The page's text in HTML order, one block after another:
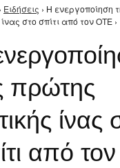
εδώ
› Ειδήσεις › Η ενεργοποίηση
στο σπίτι από τον ΟΤΕ ›
πρώτης
ίνας
από